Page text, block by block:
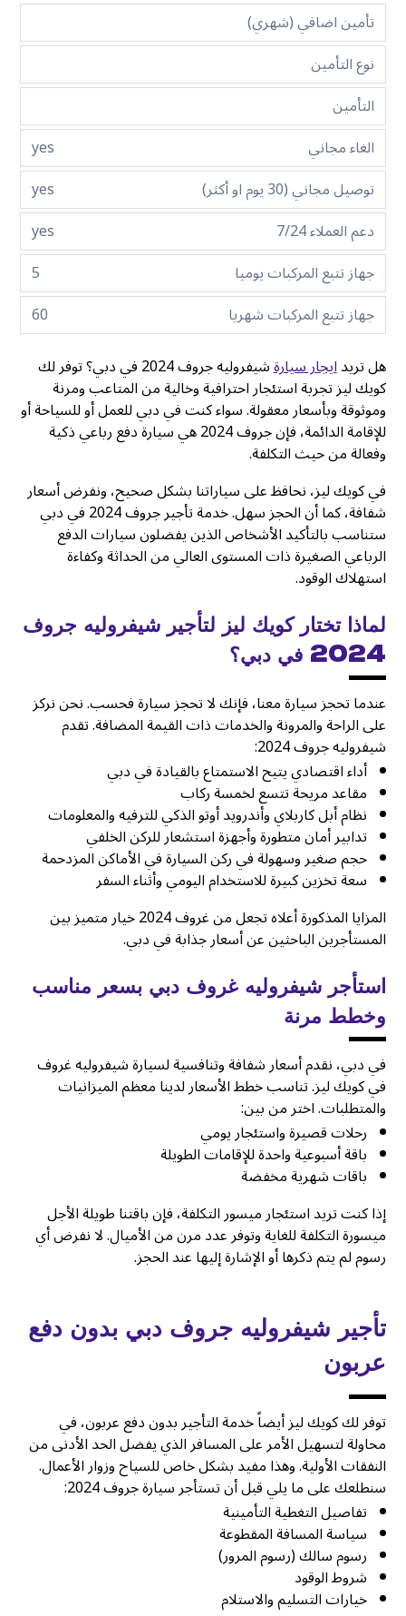
تأمين اضافي (شهري)
نوع التأمين
التأمين
الغاء مجاني
yes
توصيل مجاني (30 يوم او أكثر)
yes
دعم العملاء 7/24
yes
جهاز تتبع المركبات يوميا
5
جهاز تتبع المركبات شهريا
60
هل تريدايجار سيارة شيفروليه جروف 2024 في دبي؟ توفر لك
كويك ليز تجربة استئجار احترافية وخالية من المتاعب ومرنة
وموثوقة وبأسعار معقولة. سواء كنت في دبي للعمل أو للسياحة أو
للإقامة الدائمة، فإن جروف 2024 هي سيارة دفع رباعي ذكية
وفعالة من حيث التكلفة.
في كويك ليز، نحافظ على سياراتنا بشكل صحيح، ونفرض أسعار
شفافة، كما أن الحجز سهل. خدمة تأجير جروف 2024 في دبي
ستناسب بالتأكيد الأشخاص الذين يفضلون سيارات الدفع
الرباعي الصغيرة ذات المستوى العالي من الحداثة وكفاءة
استهلاك الوقود.
لماذا تختار كويك ليز لتأجير شيفروليه جروف
2024 في دبي؟
عندما تحجز سيارة معنا، فإنك لا تحجز سيارة فحسب. نحن نركز
على الراحة والمرونة والخدمات ذات القيمة المضافة. تقدم
شيفروليه جروف 2024:
أداء اقتصادي يتيح الاستمتاع بالقيادة في دبي
مقاعد مريحة تتسع لخمسة ركاب
نظام أبل كاربلاي وأندرويد أوتو الذكي للترفيه والمعلومات
تدابير أمان متطورة وأجهزة استشعار للركن الخلفي
حجم صغير وسهولة في ركن السيارة في الأماكن المزدحمة
سعة تخزين كبيرة للاستخدام اليومي وأثناء السفر
المزايا المذكورة أعلاه تجعل من غروف 2024 خيار متميز بين
المستأجرين الباحثين عن أسعار جذابة في دبي.
استأجر شيفروليه غروف دبي بسعر مناسب
وخطط مرنة
في دبي، نقدم أسعار شفافة وتنافسية لسيارة شيفروليه غروف
في كويك ليز. تناسب خطط الأسعار لدينا معظم الميزانيات
والمتطلبات. اختر من بين:
رحلات قصيرة واستئجار يومي
باقة أسبوعية واحدة للإقامات الطويلة
باقات شهرية مخفضة
إذا كنت تريد استئجار ميسور التكلفة، فإن باقتنا طويلة الأجل
ميسورة التكلفة للغاية وتوفر عدد مرن من الأميال. لا نفرض أي
رسوم لم يتم ذكرها أو الإشارة إليها عند الحجز.
تأجير شيفروليه جروف دبي بدون دفع
عربون
توفر لك كويك ليز أيضاً خدمة التأجير بدون دفع عربون، في
محاولة لتسهيل الأمر على المسافر الذي يفضل الحد الأدنى من
النفقات الأولية. وهذا مفيد بشكل خاص للسياح وزوار الأعمال.
سنطلعك على ما يلي قبل أن تستأجر سيارة جروف 2024:
تفاصيل التغطية التأمينية
سياسة المسافة المقطوعة
رسوم سالك (رسوم المرور)
شروط الوقود
خيارات التسليم والاستلام